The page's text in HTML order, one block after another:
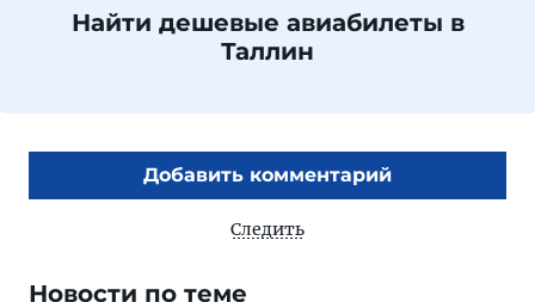
Найти дешевые авиабилеты в
Таллин
Добавить комментарий
Следить
Новости по теме